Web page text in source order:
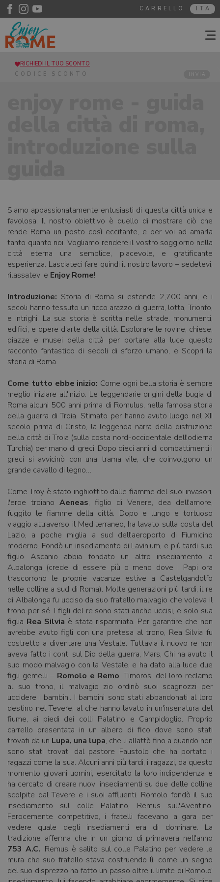
ITA
CARRELLO
RICHIEDI IL TUO SCONTO
INVIA
Siamo appassionatamente entusiasti di questa città unica e
favolosa. Il nostro obiettivo è quello di mostrare ciò che
rende Roma un posto così eccitante, e per voi ad amarla
tanto quanto noi. Vogliamo rendere il vostro soggiorno nella
città eterna una semplice, piacevole, e gratificante
esperienza. Lasciateci fare quindi il nostro lavoro – sedetevi,
rilassatevi e Enjoy Rome!
Introduzione: Storia di Roma si estende 2,700 anni, e i
secoli hanno tessuto un ricco arazzo di guerra, lotta, Trionfo,
e intrighi. La sua storia è scritta nelle strade, monumenti,
edifici, e opere d'arte della città. Esplorare le rovine, chiese,
piazze e musei della città per portare alla luce questo
racconto fantastico di secoli di sforzo umano, e Scopri la
storia di Roma.
Come tutto ebbe inizio: Come ogni bella storia è sempre
meglio iniziare all'inizio. Le leggendarie origini della bugia di
Roma alcuni 500 anni prima di Romulus, nella famosa storia
della guerra di Troia. Stimato per hanno avuto luogo nel XII
secolo prima di Cristo, la leggenda narra della distruzione
della città di Troia (sulla costa nord-occidentale dell'odierna
Turchia) per mano di greci. Dopo dieci anni di combattimenti i
greci si avvicinò con una trama vile, che coinvolgono un
grande cavallo di legno…
Come Troy è stato inghiottito dalle fiamme del suoi invasori,
l'eroe troiano Aeneas, figlio di Venere, dea dell'amore,
fuggito le fiamme della città. Dopo e lungo e tortuoso
viaggio attraverso il Mediterraneo, ha lavato sulla costa del
Lazio, a poche miglia a sud dell'aeroporto di Fiumicino
moderno. Fondò un insediamento di Lavinium, e più tardi suo
figlio Ascanio abbia fondato un altro insediamento a
Albalonga (crede di essere più o meno dove i Papi ora
trascorrono le proprie vacanze estive a Castelgandolfo
nelle colline a sud di Roma). Molte generazioni più tardi, il re
di Albalonga fu ucciso da suo fratello malvagio che voleva il
trono per sé. I figli del re sono stati anche uccisi, e solo sua
figlia Rea Silvia è stata risparmiata. Per garantire che non
avrebbe avuto figli con una pretesa al trono, Rea Silvia fu
costretto a diventare una Vestale. Tuttavia il nuovo re non
aveva fatto i conti sul Dio della guerra, Mars, Chi ha avuto il
suo modo malvagio con la Vestale, e ha dato alla luce due
figli gemelli – Romolo e Remo. Timorosi del loro reclamo
al suo trono, il malvagio zio ordinò suoi scagnozzi per
uccidere i bambini. I bambini sono stati abbandonati al loro
destino nel Tevere, al che hanno lavato in un'insenatura del
fiume, ai piedi dei colli Palatino e Campidoglio. Proprio
carrello presentata in un albero di fico dove sono stati
trovati da un Lupa, una lupa, che li allattò fino a quando non
sono stati trovati dal pastore Faustolo che ha portato i
ragazzi come la sua. Alcuni anni più tardi, i ragazzi, da questo
momento giovani uomini, esercitato la loro indipendenza e
ha cercato di creare nuovi insediamenti su due delle colline
scolpite dal Tevere e i suoi affluenti. Romolo fondò il suo
insediamento sul colle Palatino, Remus sull'Aventino.
Ferocemente competitivo, i fratelli facevano a gara per
vedere quale degli insediamenti era di dominare. La
tradizione afferma che in un giorno di primavera nell'anno
753 A.C., Remus è salito sul colle Palatino per vedere le
mura che suo fratello stava costruendo lì, come un segno
del suo disprezzo ha fatto un passo oltre il limite di Romolo’